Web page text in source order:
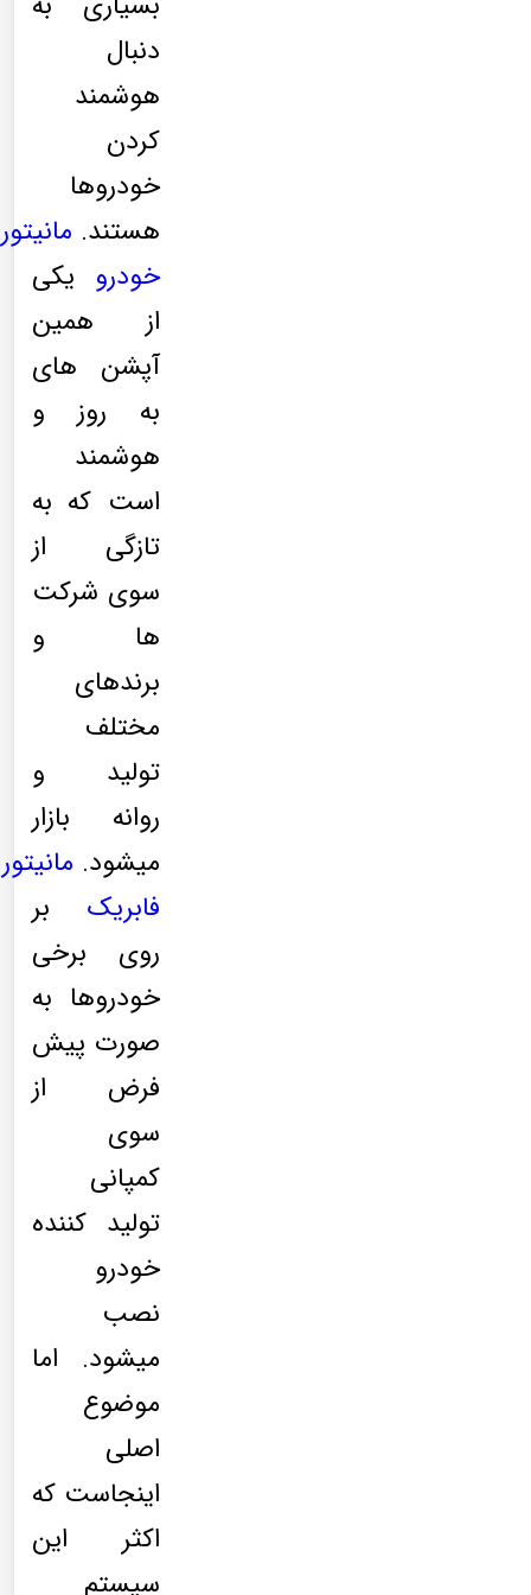
دنبال
هوشمند
کردن
خودروها
هستند. مانیتور
خودرو یکی
از همین
آپشن های
به روز و
هوشمند
است که به
تازگی از
سوی شرکت
ها و
برندهای
مختلف
تولید و
روانه بازار
میشود. مانیتور
فابریک بر
روی برخی
خودروها به
صورت پیش
فرض از
سوی
کمپانی
تولید کننده
خودرو
نصب
میشود. اما
موضوع
اصلی
اینجاست که
اکثر این
سیستم